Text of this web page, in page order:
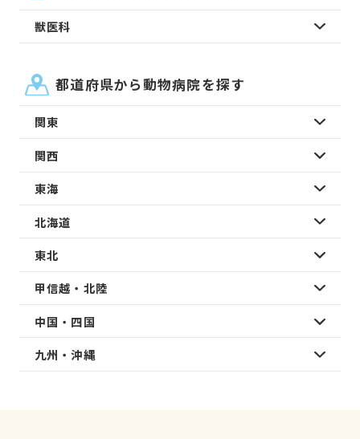
獣医科
都道府県から動物病院を探す
関東
関西
東海
北海道
東北
甲信越・北陸
中国・四国
九州・沖縄